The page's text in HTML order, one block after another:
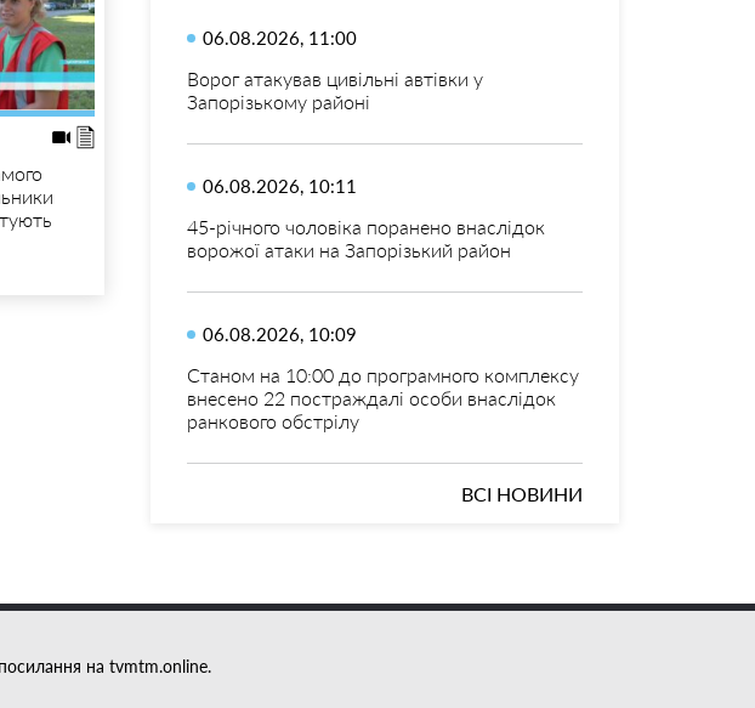
06.08.2026, 11:00
Ворог атакував цивільні автівки у
Запорізькому районі
06.08.2026, 10:11
45-річного чоловіка поранено внаслідок
ворожої атаки на Запорізький район
06.08.2026, 10:09
Станом на 10:00 до програмного комплексу
внесено 22 постраждалі особи внаслідок
ранкового обстрілу
ВСІ НОВИНИ
на tvmtm.online.